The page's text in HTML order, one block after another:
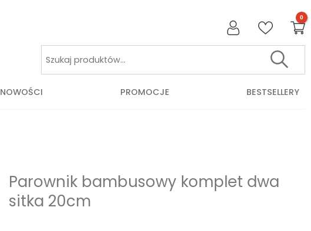
NOWOŚCI PROMOCJE BESTSELLERY
Parownik bambusowy komplet dwa
sitka 20cm